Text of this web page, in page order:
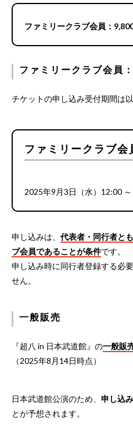
ファミリークラブ会員：
ファミリークラブ会員
チケットの申し込み受付期間は
ファミリークラブ会
2025年9月3日（水）12:00
申し込みは、 代表者・同行者と
ブ会員であることが条件です。
申し込み時に同行者登録する必
せん。
一般販売
『超八 in 日本武道館』の一般販
（2025年8月14日時点）
日本武道館公演のため、 申し込
とが予想されます。